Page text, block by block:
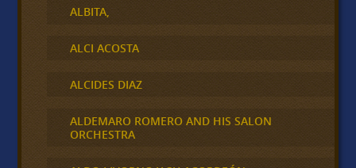
ALBITA,
ALCI ACOSTA
ALCIDES DIAZ
ALDEMARO ROMERO AND HIS SALON
ORCHESTRA